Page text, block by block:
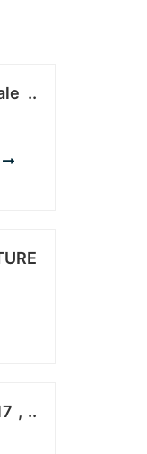
..
, ..